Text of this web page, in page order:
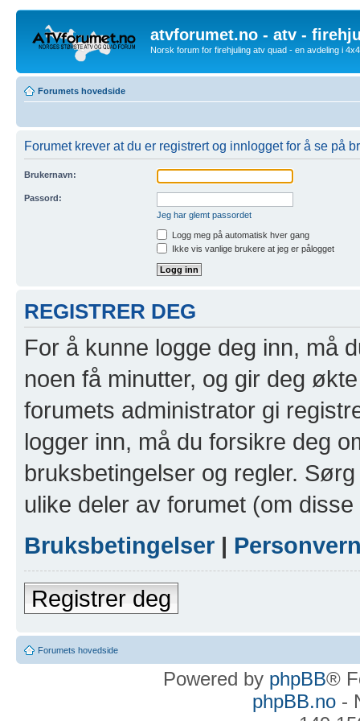
atvforumet.no - atv -
Norsk forum for firehjuling atv quad - en avdeling i
Forumets hovedside
Forumet krever at du er registrert og innlogget for å se på
Brukernavn:
Passord:
Jeg har glemt passordet
Logg meg på automatisk hver gang
Ikke vis vanlige brukere at jeg er pålogget
REGISTRER DEG
For å kunne logge deg inn, må
noen få minutter, og gir deg
forumets administrator gi
logger inn, må du forsikre deg
bruksbetingelser og regler.
ulike deler av forumet (om
Bruksbetingelser |
Registrer deg
Forumets hovedside
Powered by phpBB®
phpBB.no-